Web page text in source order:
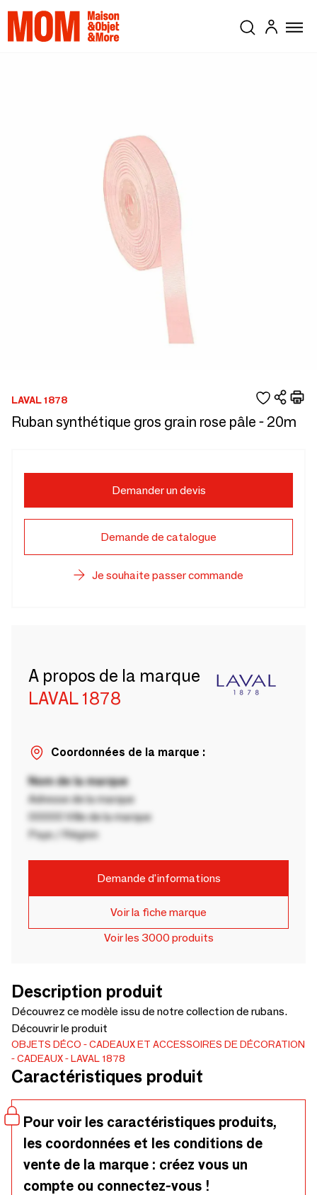
LAVAL 1878
Ruban synthétique gros grain rose pâle - 20m
Demander un devis
Demande de catalogue
Je souhaite passer commande
A propos de la marque
LAVAL 1878
Coordonnées de la marque :
Nom de la marque
Adresse de la marque
00000 Ville de la marque
Pays / Région
Demande d'informations
Voir la fiche marque
Voir les 3000 produits
Description produit
Découvrez ce modèle issu de notre collection de rubans.
Découvrir le produit
OBJETS DÉCO
CADEAUX ET ACCESSOIRES DE DÉCORATION
CADEAUX
LAVAL 1878
Caractéristiques produit
Pour voir les caractéristiques produits,
les coordonnées et les conditions de
vente de la marque : créez vous un
compte ou connectez-vous !